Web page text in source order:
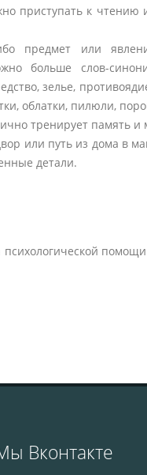
приступать к
предмет или
больше слов-
зелье,
облатки, пилюли,
тренирует память
или путь из дома в
детали.
психологической
Вконтакте